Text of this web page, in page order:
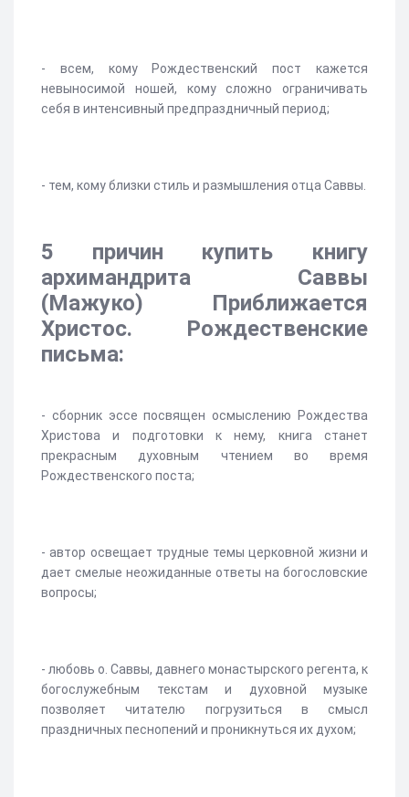
- всем, кому Рождественский пост кажется
невыносимой ношей, кому сложно ограничивать
себя в интенсивный предпраздничный период;
- тем, кому близки стиль и размышления отца Саввы.
5 причин купить книгу
архимандрита Саввы
(Мажуко) Приближается
Христос. Рождественские
письма:
- сборник эссе посвящен осмыслению Рождества
Христова и подготовки к нему, книга станет
прекрасным духовным чтением во время
Рождественского поста;
- автор освещает трудные темы церковной жизни и
дает смелые неожиданные ответы на богословские
вопросы;
- любовь о. Саввы, давнего монастырского регента, к
богослужебным текстам и духовной музыке
позволяет читателю погрузиться в смысл
праздничных песнопений и проникнуться их духом;